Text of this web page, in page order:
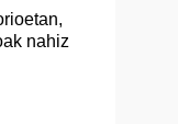
nahiz